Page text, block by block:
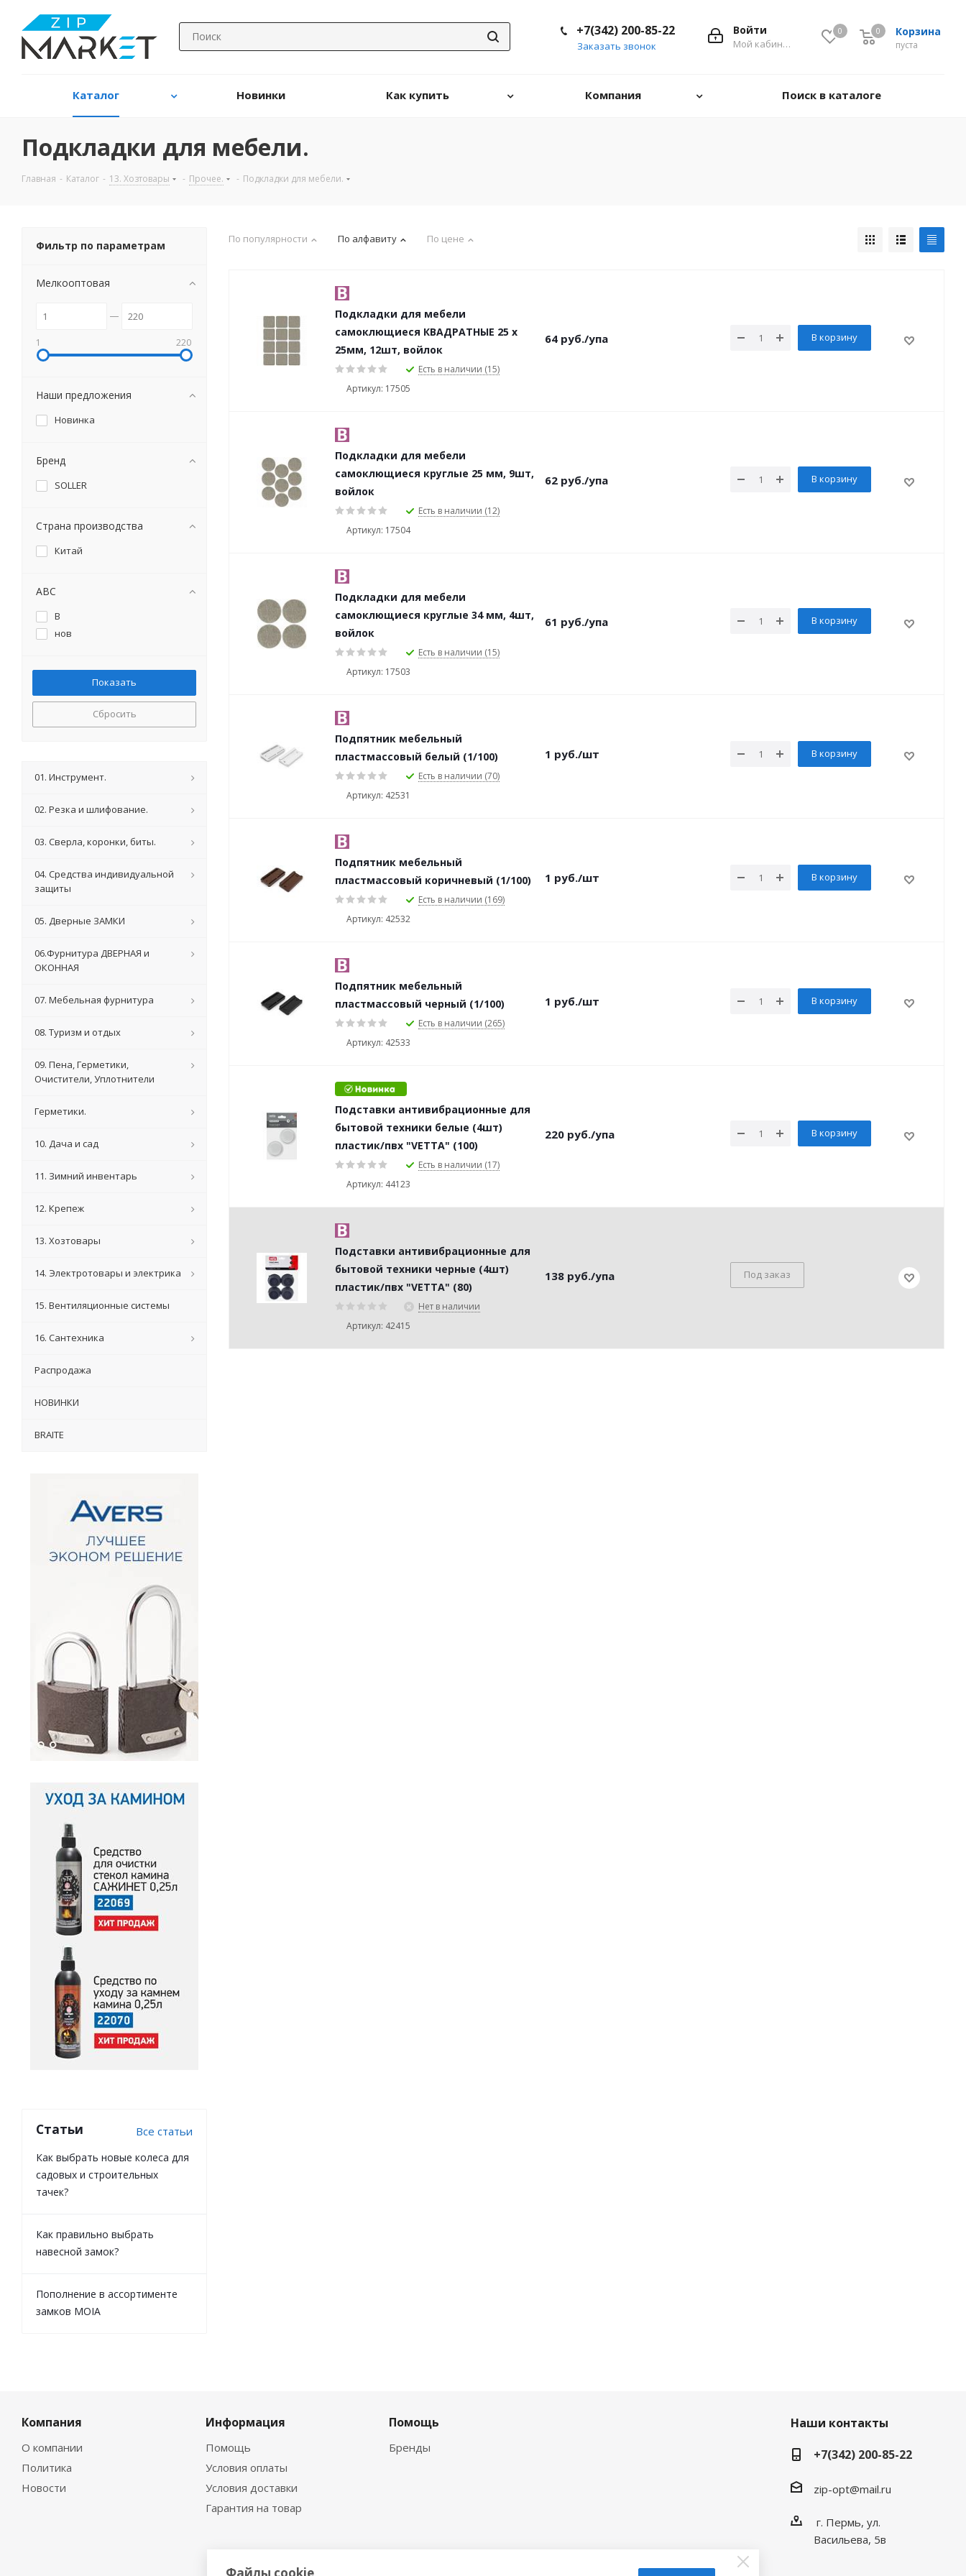
0 Корзина
0
пуста
0
Войти
Мой кабинет
+7(342) 200-85-22
Заказать звонок
Каталог Новинки Как купить Компания Поиск в каталоге
Подкладки для мебели.
Главная - Каталог - 13. Хозтовары - Прочее. - Подкладки для мебели.
По популярности По алфавиту По цене
Подкладки для мебели
самоклющиеся КВАДРАТНЫЕ 25 х
25мм, 12шт, войлок
Есть в наличии (15)
Артикул: 17505
64 руб./упа В корзину
Подкладки для мебели
самоклющиеся круглые 25 мм, 9шт,
войлок
Есть в наличии (12)
Артикул: 17504
62 руб./упа В корзину
Подкладки для мебели
самоклющиеся круглые 34 мм, 4шт,
войлок
Есть в наличии (15)
Артикул: 17503
61 руб./упа В корзину
Подпятник мебельный
пластмассовый белый (1/100)
Есть в наличии (70)
Артикул: 42531
1 руб./шт В корзину
Подпятник мебельный
пластмассовый коричневый (1/100)
Есть в наличии (169)
Артикул: 42532
1 руб./шт В корзину
Подпятник мебельный
пластмассовый черный (1/100)
Есть в наличии (265)
Артикул: 42533
1 руб./шт В корзину
Подставки антивибрационные для
бытовой техники белые (4шт)
пластик/пвх "VETTA" (100)
Есть в наличии (17)
Артикул: 44123
220 руб./упа В корзину
Подставки антивибрационные для
бытовой техники черные (4шт)
пластик/пвх "VETTA" (80)
Нет в наличии
Артикул: 42415
138 руб./упа Под заказ
Фильтр по параметрам
Мелкооптовая
1 220
Наши предложения
Новинка
Бренд
SOLLER
Страна производства
Китай
ABC
B
нов
Сбросить
01. Инструмент.
02. Резка и шлифование.
03. Сверла, коронки, биты.
04. Средства индивидуальной
защиты
05. Дверные ЗАМКИ
06.Фурнитура ДВЕРНАЯ и
ОКОННАЯ
07. Мебельная фурнитура
08. Туризм и отдых
09. Пена, Герметики,
Очистители, Уплотнители
Герметики.
10. Дача и сад
11. Зимний инвентарь
12. Крепеж
13. Хозтовары
14. Электротовары и электрика
15. Вентиляционные системы
16. Сантехника
Распродажа
НОВИНКИ
BRAITE
Статьи Все статьи
Как выбрать новые колеса для
садовых и строительных
тачек?
Как правильно выбрать
навесной замок?
Пополнение в ассортименте
замков MOIA
Компания
О компании
Политика
Новости
Информация
Помощь
Условия оплаты
Условия доставки
Гарантия на товар
Помощь
Бренды
Наши контакты
+7(342) 200-85-22
zip-opt@mail.ru
г. Пермь, ул.
Васильева, 5в